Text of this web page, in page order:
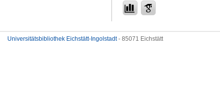
Universitätsbibliothek Eichstätt-Ingolstadt- 85071 Eichstätt